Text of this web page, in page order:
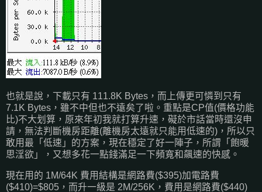
也就是說，下載只有 111.8K Bytes，而上傳更可憐到只有
7.1K Bytes，雖不中但也不遠矣了啦。重點是CP值(價格功能
比)不大划算，原來年初我就打算升速，礙於市話當時還沒申
請，無法判斷機房距離(離機房太遠就只能用低速的)，所以只
敢用最「低速」的方案，現在穩定了好一陣子，所謂「飽暖
思淫欲」，又想多花一點錢滿足一下頻寬和飆速的快感。
現在用的 1M/64K 費用結構是網路費($395)加電路費
($410)=$805，而升一級是 2M/256K，費用是網路費($440)